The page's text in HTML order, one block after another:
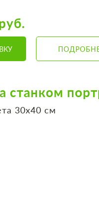
станком
30х40 см